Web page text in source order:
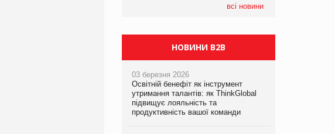
всі новини
Сергій Лісунов про заморожені
НОВИНИ B2B
03 березня 2026
Освітній бенефіт як інструмент
утримання талантів: як ThinkGlobal
підвищує лояльність та
продуктивність вашої команди